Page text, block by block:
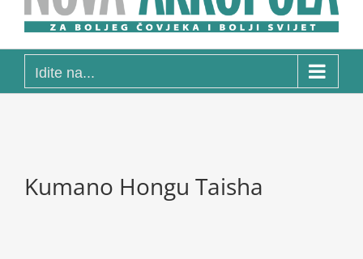
Idite na...
Kumano Hongu Taisha